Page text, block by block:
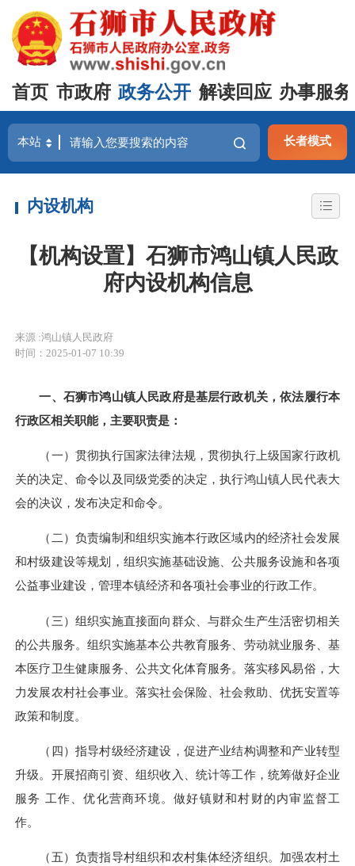
首页 市政府 政务公开 解读回应 办事服务
长者模式
内设机构
【机构设置】石狮市鸿山镇人民政
府内设机构信息
来源 :鸿山镇人民政府
时间：2025-01-07 10:39
一、石狮市鸿山镇人民政府是基层行政机关，依法履行本
行政区相关职能，主要职责是：
（一）贯彻执行国家法律法规，贯彻执行上级国家行政机
关的决定、命令以及同级党委的决定，执行鸿山镇人民代表大
会的决议，发布决定和命令。
（二）负责编制和组织实施本行政区域内的经济社会发展
和村级建设等规划，组织实施基础设施、公共服务设施和各项
公益事业建设，管理本镇经济和各项社会事业的行政工作。
（三）组织实施直接面向群众、与群众生产生活密切相关
的公共服务。组织实施基本公共教育服务、劳动就业服务、基
本医疗卫生健康服务、公共文化体育服务。落实移风易俗，大
力发展农村社会事业。落实社会保险、社会救助、优抚安置等
政策和制度。
（四）指导村级经济建设，促进产业结构调整和产业转型
升级。开展招商引资、组织收入、统计等工作，统筹做好企业
服务 工作、优化营商环境。做好镇财和村财的内审监督工
作。
（五）负责指导村组织和农村集体经济组织。加强农村土